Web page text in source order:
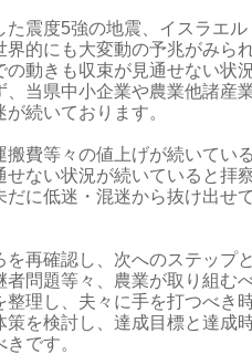
震度5強の地震、イスラエ
的にも大変動の予兆がみら
動きも収束が見通せない状
当県中小企業や農業他諸産
続いております。
搬費等々の値上げが続いてい
ない状況が続いていると拝
だに低迷・混迷から抜け出せ
再確認し、次へのステップ
問題等々、農業が取り組む
理し、夫々に手を打つべき
を検討し、達成目標と達成
です。